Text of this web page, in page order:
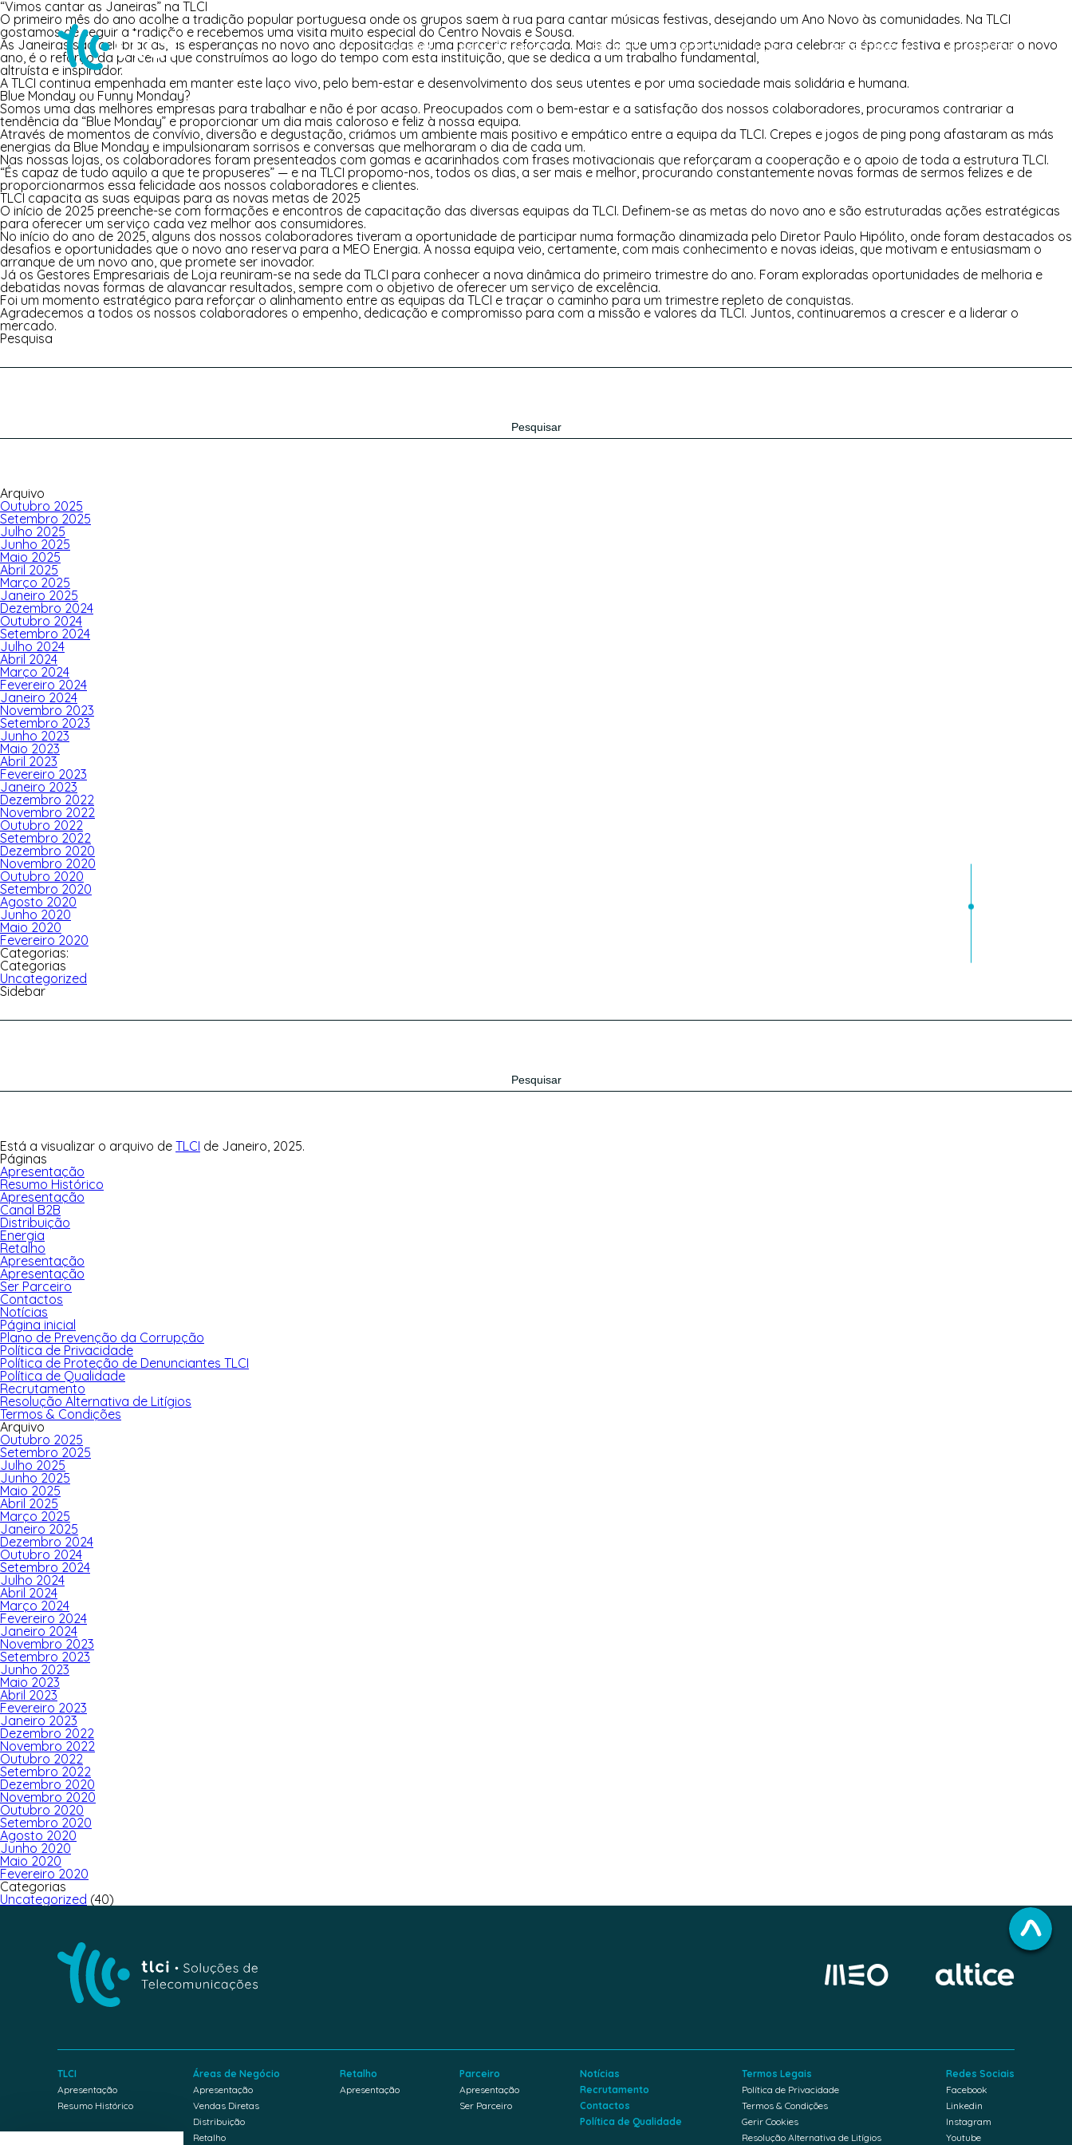
TLCI ENERGIA ÁREAS DE NEGÓCIO RETALHO PARCEIROS NOTÍCIAS RECRUTAMENTO CONTACTOS
“Vimos cantar as Janeiras” na TLCI
O primeiro mês do ano acolhe a tradição popular portuguesa onde os grupos saem à rua para cantar músicas festivas, desejando um Ano Novo às comunidades. Na TLCI
gostamos de seguir a tradição e recebemos uma visita muito especial do Centro Novais e Sousa.
As Janeiras são celebradas, as esperanças no novo ano depositadas e uma parceria reforçada. Mais do que uma oportunidade para celebrar a época festiva e prosperar o novo
ano, é o reforço da parceria que construímos ao logo do tempo com esta instituição, que se dedica a um trabalho fundamental,
altruísta e inspirador.
A TLCI continua empenhada em manter este laço vivo, pelo bem-estar e desenvolvimento dos seus utentes e por uma sociedade mais solidária e humana.
Blue Monday ou Funny Monday?
Somos uma das melhores empresas para trabalhar e não é por acaso. Preocupados com o bem-estar e a satisfação dos nossos colaboradores, procuramos contrariar a
tendência da “Blue Monday” e proporcionar um dia mais caloroso e feliz à nossa equipa.
Através de momentos de convívio, diversão e degustação, criámos um ambiente mais positivo e empático entre a equipa da TLCI. Crepes e jogos de ping pong afastaram as más
energias da Blue Monday e impulsionaram sorrisos e conversas que melhoraram o dia de cada um.
Nas nossas lojas, os colaboradores foram presenteados com gomas e acarinhados com frases motivacionais que reforçaram a cooperação e o apoio de toda a estrutura TLCI.
“És capaz de tudo aquilo a que te propuseres” — e na TLCI propomo-nos, todos os dias, a ser mais e melhor, procurando constantemente novas formas de sermos felizes e de
proporcionarmos essa felicidade aos nossos colaboradores e clientes.
TLCI capacita as suas equipas para as novas metas de 2025
O início de 2025 preenche-se com formações e encontros de capacitação das diversas equipas da TLCI. Definem-se as metas do novo ano e são estruturadas ações estratégicas
para oferecer um serviço cada vez melhor aos consumidores.
No início do ano de 2025, alguns dos nossos colaboradores tiveram a oportunidade de participar numa formação dinamizada pelo Diretor Paulo Hipólito, onde foram destacados os
desafios e oportunidades que o novo ano reserva para a MEO Energia. A nossa equipa veio, certamente, com mais conhecimento e novas ideias, que motivam e entusiasmam o
arranque de um novo ano, que promete ser inovador.
Já os Gestores Empresariais de Loja reuniram-se na sede da TLCI para conhecer a nova dinâmica do primeiro trimestre do ano. Foram exploradas oportunidades de melhoria e
debatidas novas formas de alavancar resultados, sempre com o objetivo de oferecer um serviço de excelência.
Foi um momento estratégico para reforçar o alinhamento entre as equipas da TLCI e traçar o caminho para um trimestre repleto de conquistas.
Agradecemos a todos os nossos colaboradores o empenho, dedicação e compromisso para com a missão e valores da TLCI. Juntos, continuaremos a crescer e a liderar o
mercado.
Pesquisa
Pesquisar
por:
Arquivo
Outubro 2025
Setembro 2025
Julho 2025
Junho 2025
Maio 2025
Abril 2025
Março 2025
Janeiro 2025
Dezembro 2024
Outubro 2024
Setembro 2024
Julho 2024
Abril 2024
Março 2024
Fevereiro 2024
Janeiro 2024
Novembro 2023
Setembro 2023
Junho 2023
Maio 2023
Abril 2023
Fevereiro 2023
Janeiro 2023
Dezembro 2022
Novembro 2022
Outubro 2022
Setembro 2022
Dezembro 2020
Novembro 2020
Outubro 2020
Setembro 2020
Agosto 2020
Junho 2020
Maio 2020
Fevereiro 2020
Categorias:
Categorias
Uncategorized
Sidebar
por:
Está a visualizar o arquivo de TLCI de Janeiro, 2025.
Páginas
Apresentação
Resumo Histórico
Apresentação
Canal B2B
Distribuição
Energia
Retalho
Apresentação
Apresentação
Ser Parceiro
Contactos
Notícias
Página inicial
Plano de Prevenção da Corrupção
Política de Privacidade
Política de Proteção de Denunciantes TLCI
Política de Qualidade
Recrutamento
Resolução Alternativa de Litígios
Termos & Condições
Arquivo
Outubro 2025
Setembro 2025
Julho 2025
Junho 2025
Maio 2025
Abril 2025
Março 2025
Janeiro 2025
Dezembro 2024
Outubro 2024
Setembro 2024
Julho 2024
Abril 2024
Março 2024
Fevereiro 2024
Janeiro 2024
Novembro 2023
Setembro 2023
Junho 2023
Maio 2023
Abril 2023
Fevereiro 2023
Janeiro 2023
Dezembro 2022
Novembro 2022
Outubro 2022
Setembro 2022
Dezembro 2020
Novembro 2020
Outubro 2020
Setembro 2020
Agosto 2020
Junho 2020
Maio 2020
Fevereiro 2020
Categorias
Uncategorized (40)
TLCI
Apresentação
Resumo Histórico
Áreas de Negócio
Apresentação
Vendas Diretas
Distribuição
Retalho
Retalho
Apresentação
Parceiro
Apresentação
Ser Parceiro
Notícias
Recrutamento
Contactos
Política de Qualidade
Termos Legais
Política de Privacidade
Termos & Condições
Gerir Cookies
Resolução Alternativa de Litígios
Redes Sociais
Facebook
Linkedin
Instagram
Youtube